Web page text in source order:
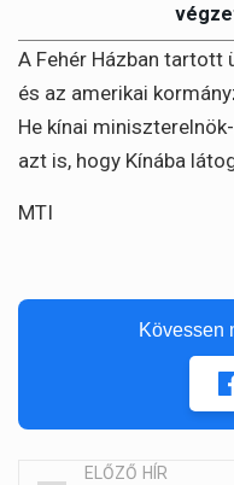
A Fehér Házban tartott
és az amerikai
He kínai
azt is, hogy Kínába
MTI
Kövessen
ELŐZŐ HÍR